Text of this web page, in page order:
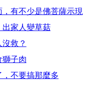
有不少是佛菩薩示現
家人變草菇
救？
獅子肉
不要搞那麼多